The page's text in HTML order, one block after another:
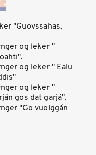
''Guovssahas,
og leker ''
og leker '' Ealu
og leker ''
gos dat garjá''.
''Go vuolggán